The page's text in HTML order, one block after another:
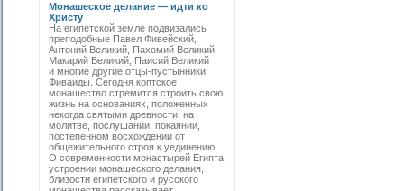
Монашеское делание — идти ко
Христу
На египетской земле подвизались
преподобные Павел Фивейский,
Антоний Великий, Пахомий Великий,
Макарий Великий, Паисий Великий
и многие другие отцы-пустынники
Фиваиды. Сегодня коптское
монашество стремится строить свою
жизнь на основаниях, положенных
некогда святыми древности: на
молитве, послушании, покаянии,
постепенном восхождении от
общежительного строя к уединению.
О современности монастырей Египта,
устроении монашеского делания,
близости египетского и русского